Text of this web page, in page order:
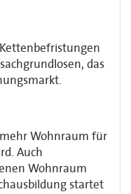
das
Wohnraum für
Auch
Wohnraum
startet